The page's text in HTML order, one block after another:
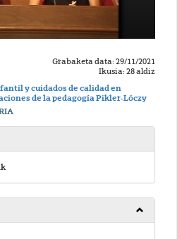
Grabaketa data: 29/11/2021
Ikusia: 28 aldiz
y cuidados de calidad en
de la pedagogía Pikler-Lóczy